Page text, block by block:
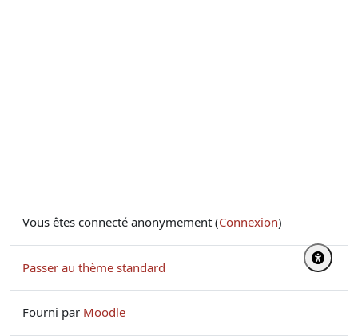
Vous êtes connecté anonymement (Connexion)
Passer au thème standard
Fourni par Moodle